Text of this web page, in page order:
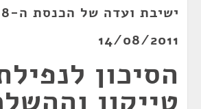
14/08/2011
הסיכון